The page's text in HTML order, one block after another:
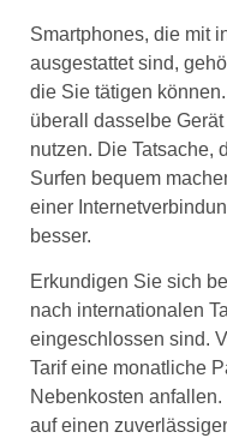
Smartphones, die mit
ausgestattet sind,
die Sie tätigen
überall dasselbe
nutzen. Die Tatsache,
Surfen bequem
einer
besser.
Erkundigen Sie sich
nach internationalen
eingeschlossen sind.
Tarif eine monatliche
Nebenkosten
auf einen